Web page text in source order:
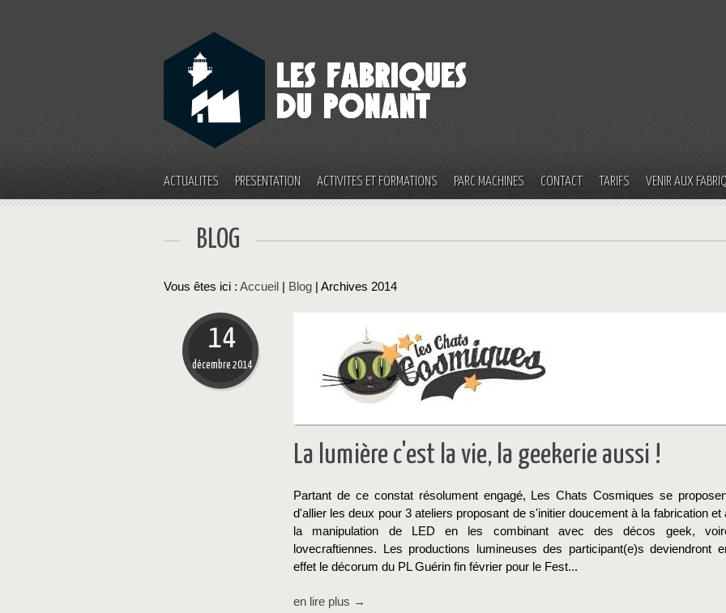
ACTUALITÉS PRÉSENTATION ACTIVITÉS ET FORMATIONS PARC MACHINES CONTACT TARIFS VENIR AUX
BLOG
Vous êtes ici : Accueil Blog | Archives 2014
14
décembre 2014
La lumière c'est la vie, la geekerie aussi !
Partant de ce constat résolument engagé, Les Chats Cosmiques se
d'allier les deux pour 3 ateliers proposant de s'initier doucement à la fabrication et
la manipulation de LED en les combinant avec des décos geek,
lovecraftiennes. Les productions lumineuses des participant(e)s deviendront
effet le décorum du PL Guérin fin février pour le Fest...
en lire plus →